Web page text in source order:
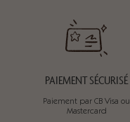
PAIEMENT SÉCURISÉ
Paiement par CB Visa ou
Mastercard